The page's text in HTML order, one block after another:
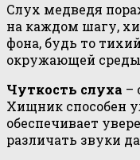
Слух медведя
на каждом шагу,
фона, будь то
окружающей
Чуткость слуха –
Хищник способен
обеспечивает
различать звуки